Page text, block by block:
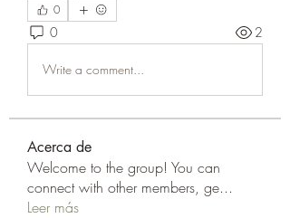
0
0 2
Write a comment...
Acerca de
Welcome to the group! You can
connect with other members, ge...
Leer más